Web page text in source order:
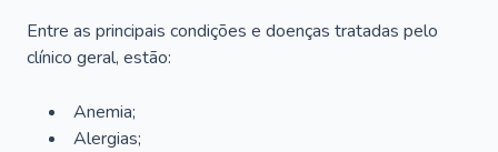
Entre as principais condições e doenças tratadas pelo
clínico geral, estão:
Anemia;
Alergias;